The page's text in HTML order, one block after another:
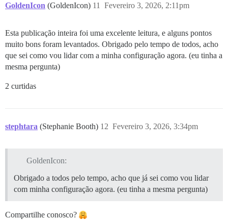
GoldenIcon (GoldenIcon) Fevereiro 3, 2026, 2:11pm
11
Esta publicação inteira foi uma excelente leitura, e alguns pontos
muito bons foram levantados. Obrigado pelo tempo de todos, acho
que sei como vou lidar com a minha configuração agora. (eu tinha a
mesma pergunta)
2 curtidas
stephtara (Stephanie Booth) Fevereiro 3, 2026, 3:34pm
12
GoldenIcon:
Obrigado a todos pelo tempo, acho que já sei como vou lidar
com minha configuração agora. (eu tinha a mesma pergunta)
Compartilhe conosco?